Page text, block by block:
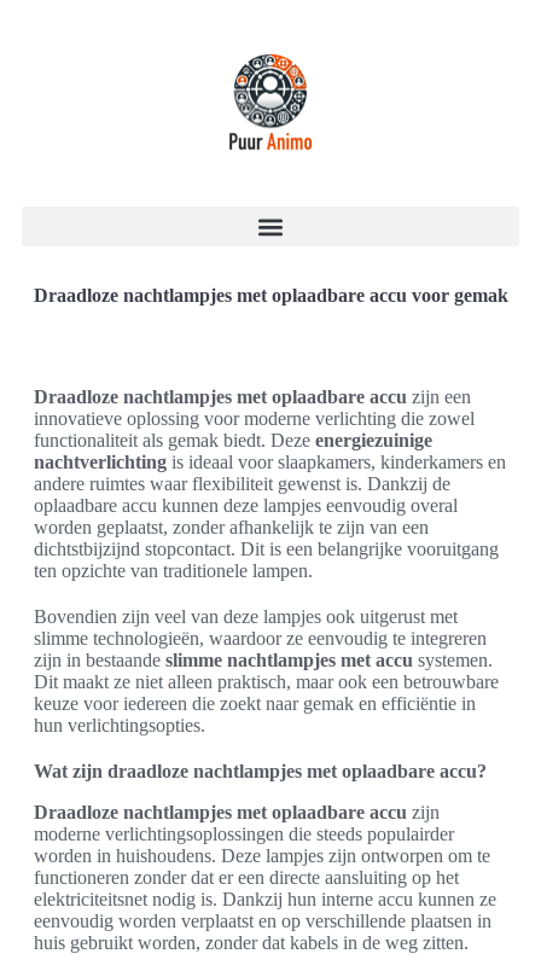
Draadloze nachtlampjes met oplaadbare accu voor gemak
Draadloze nachtlampjes met oplaadbare accu zijn een
innovatieve oplossing voor moderne verlichting die zowel
functionaliteit als gemak biedt. Deze energiezuinige
nachtverlichting is ideaal voor slaapkamers, kinderkamers en
andere ruimtes waar flexibiliteit gewenst is. Dankzij de
oplaadbare accu kunnen deze lampjes eenvoudig overal
worden geplaatst, zonder afhankelijk te zijn van een
dichtstbijzijnd stopcontact. Dit is een belangrijke vooruitgang
ten opzichte van traditionele lampen.
Bovendien zijn veel van deze lampjes ook uitgerust met
slimme technologieën, waardoor ze eenvoudig te integreren
zijn in bestaande slimme nachtlampjes met accu systemen.
Dit maakt ze niet alleen praktisch, maar ook een betrouwbare
keuze voor iedereen die zoekt naar gemak en efficiëntie in
hun verlichtingsopties.
Wat zijn draadloze nachtlampjes met oplaadbare accu?
Draadloze nachtlampjes met oplaadbare accu zijn
moderne verlichtingsoplossingen die steeds populairder
worden in huishoudens. Deze lampjes zijn ontworpen om te
functioneren zonder dat er een directe aansluiting op het
elektriciteitsnet nodig is. Dankzij hun interne accu kunnen ze
eenvoudig worden verplaatst en op verschillende plaatsen in
huis gebruikt worden, zonder dat kabels in de weg zitten.